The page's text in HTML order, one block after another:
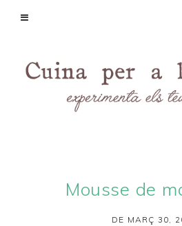
Mousse de
DE MARÇ 30,